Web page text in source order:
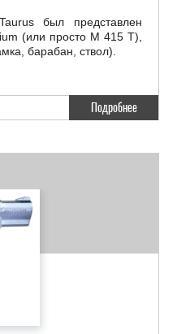
был представлен
(или просто M 415 T),
барабан, ствол).
Подробнее